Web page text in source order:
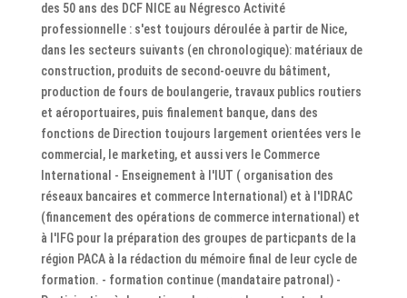
des 50 ans des DCF NICE au Négresco Activité
professionnelle : s'est toujours déroulée à partir de Nice,
dans les secteurs suivants (en chronologique): matériaux de
construction, produits de second-oeuvre du bâtiment,
production de fours de boulangerie, travaux publics routiers
et aéroportuaires, puis finalement banque, dans des
fonctions de Direction toujours largement orientées vers le
commercial, le marketing, et aussi vers le Commerce
International - Enseignement à l'IUT ( organisation des
réseaux bancaires et commerce International) et à l'IDRAC
(financement des opérations de commerce international) et
à l'IFG pour la préparation des groupes de particpants de la
région PACA à la rédaction du mémoire final de leur cycle de
formation. - formation continue (mandataire patronal) -